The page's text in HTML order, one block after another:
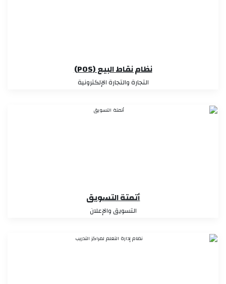
نظام نقاط البيع (POS)
التجارة والتجارة الإلكترونية
أتمتة التسويق
التسويق والإعلان